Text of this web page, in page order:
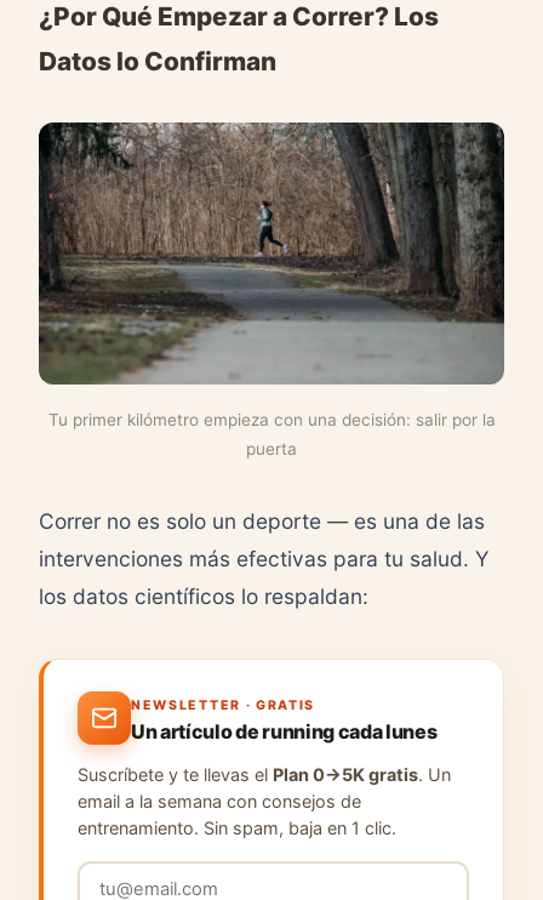
¿Por Qué Empezar a Correr? Los
Datos lo Confirman
Tu primer kilómetro empieza con una decisión: salir por la
puerta
Correr no es solo un deporte — es una de las
intervenciones más efectivas para tu salud. Y
los datos científicos lo respaldan:
NEWSLETTER · GRATIS
Un artículo de running cada lunes
Suscríbete y te llevas el Plan 0→5K gratis. Un
email a la semana con consejos de
entrenamiento. Sin spam, baja en 1 clic.